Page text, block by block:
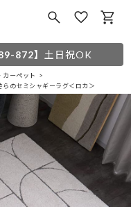
872】 土日祝OK
カーペット
らのセミシャギーラグ＜ロカ＞